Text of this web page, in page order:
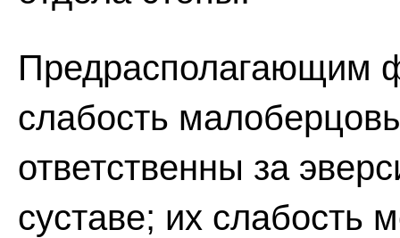
Предрасполагающим
слабость
ответственны за
суставе; их слабость